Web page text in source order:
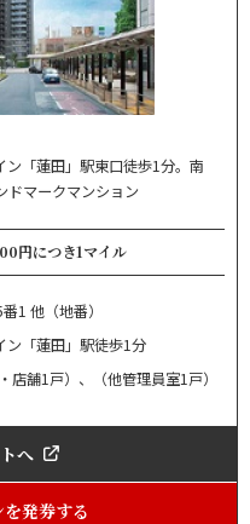
「蓮田」駅東口徒歩1分。南
ドマークマンション
円につき1マイル
1 他（地番）
ン「蓮田」駅徒歩1分
舗1戸）、（他管理員室1戸）
へ
発券する